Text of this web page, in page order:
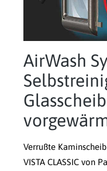
AirWash
Verrußte
VISTA CLASSIC von